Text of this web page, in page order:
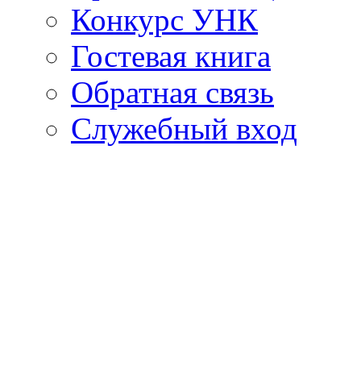
Конкурс УНК
Гостевая книга
Обратная связь
Cлужебный вход